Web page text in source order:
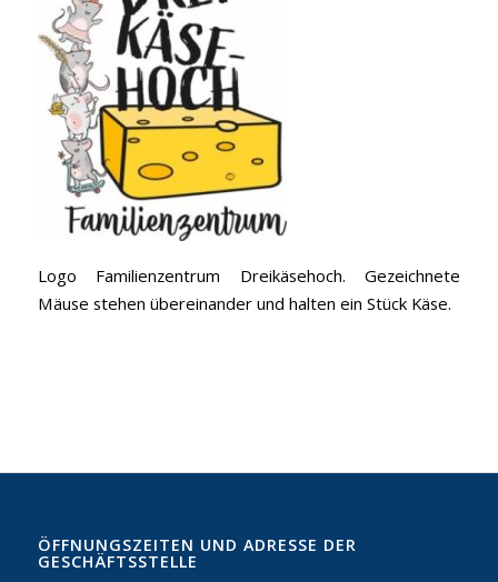
Logo Familienzentrum Dreikäsehoch. Gezeichnete
Mäuse stehen übereinander und halten ein Stück Käse.
ÖFFNUNGSZEITEN UND ADRESSE DER
GESCHÄFTSSTELLE